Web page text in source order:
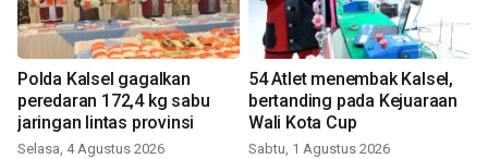
Polda Kalsel gagalkan
peredaran 172,4 kg sabu
jaringan lintas provinsi
Selasa, 4 Agustus 2026
54 Atlet menembak Kalsel,
bertanding pada Kejuaraan
Wali Kota Cup
Sabtu, 1 Agustus 2026